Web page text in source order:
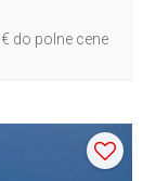
do polne cene